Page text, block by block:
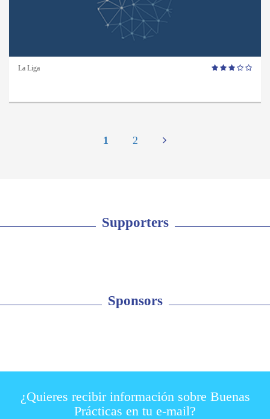
La Liga
1 2
Supporters
Sponsors
¿Quieres recibir información sobre Buenas
Prácticas en tu e-mail?